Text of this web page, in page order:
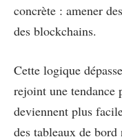
concrète : amener
des blockchains.
Cette logique
rejoint une tendance
deviennent plus
des tableaux de